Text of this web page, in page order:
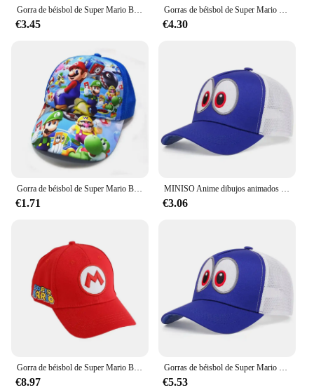
Gorra de béisbol de Super Mario Bros para niños, gorro de malla transpirable con letras de A-Z, dibujos animados, gorro de sol, regalo
€3.45
Gorras de béisbol de Super Mario Bros para hombre y mujer, gorro deportivo de dibujos animados, ajustable, Hip Hop, protector solar informal, regalos
€4.30
Gorra de béisbol de Super Mario Bros para niños, gorras de Sol para hombres y mujeres, sombrero con visera de figura de juego, sombreros de verano de algodón, accesorios de moda, regalo
€1.71
MINISO Anime dibujos animados Super Mario Bros adulto deporte al aire libre gorras de béisbol transpirables verano hombres mujeres Hip Hop sombrilla sombrero de malla
€3.06
€8.97 €5.53